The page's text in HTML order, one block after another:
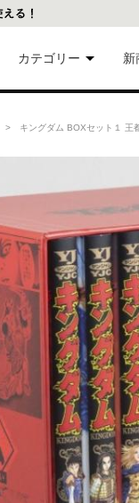
カテゴリー
美術品
映像・
楽
文具
雑貨
家電
新
> キングダム BOXセット１ 王